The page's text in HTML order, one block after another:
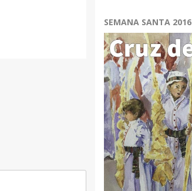
SEMANA SANTA 2016